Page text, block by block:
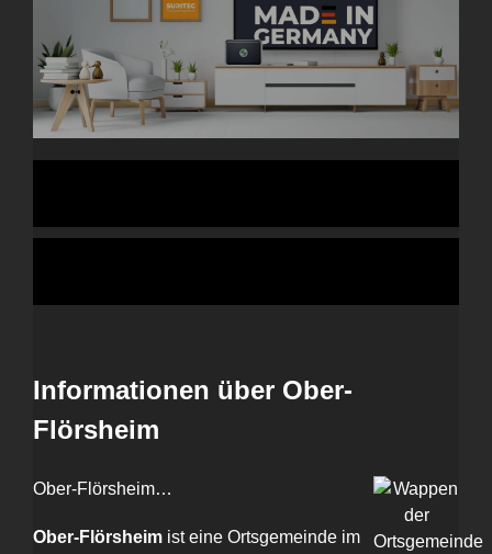
Informationen über Ober-
Flörsheim
Ober-Flörsheim…
Ober-Flörsheim ist eine Ortsgemeinde im